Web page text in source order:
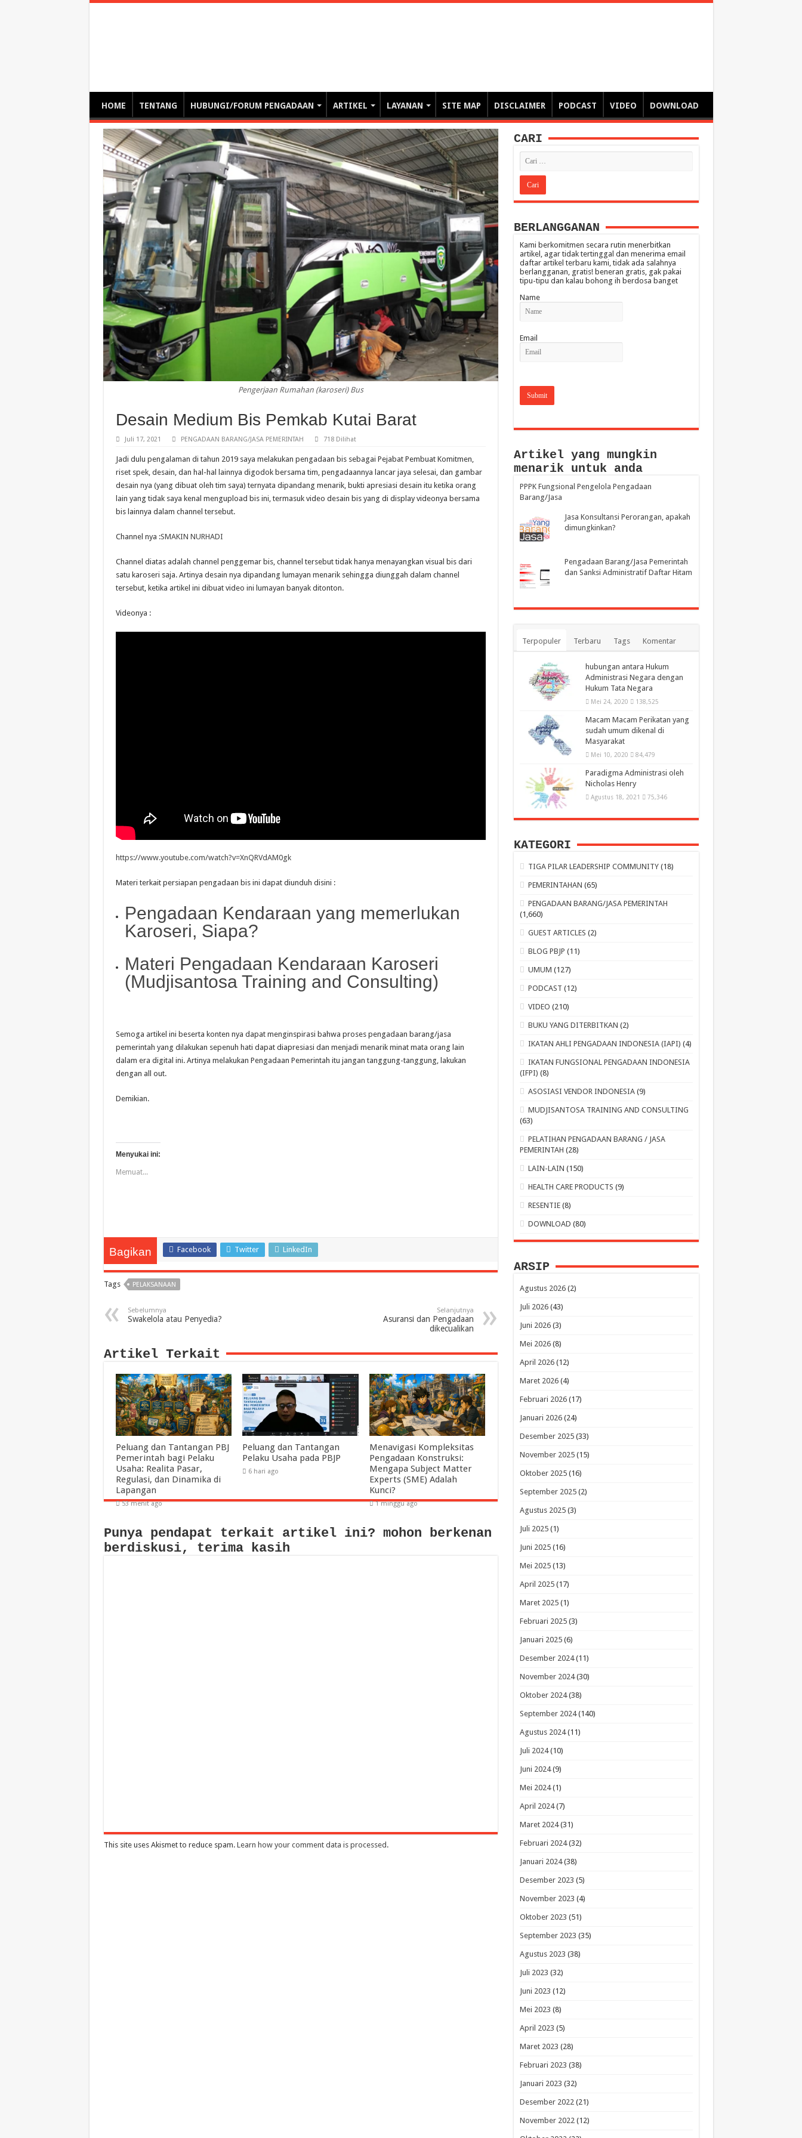
HOME TENTANG HUBUNGI/FORUM PENGADAAN ARTIKEL LAYANAN SITE MAP DISCLAIMER PODCAST VIDEO DOWNLOAD
Pengerjaan Rumahan (karoseri) Bus
Desain Medium Bis Pemkab Kutai Barat
Juli 17, 2021 PENGADAAN BARANG/JASA PEMERINTAH 718 Dilihat
Jadi dulu pengalaman di tahun 2019 saya melakukan pengadaan bis sebagai Pejabat Pembuat Komitmen,
riset spek, desain, dan hal-hal lainnya digodok bersama tim, pengadaannya lancar jaya selesai, dan gambar
desain nya (yang dibuat oleh tim saya) ternyata dipandang menarik, bukti apresiasi desain itu ketika orang
lain yang tidak saya kenal mengupload bis ini, termasuk video desain bis yang di display videonya bersama
bis lainnya dalam channel tersebut.
Channel nya :SMAKIN NURHADI
Channel diatas adalah channel penggemar bis, channel tersebut tidak hanya menayangkan visual bis dari
satu karoseri saja. Artinya desain nya dipandang lumayan menarik sehingga diunggah dalam channel
tersebut, ketika artikel ini dibuat video ini lumayan banyak ditonton.
Videonya :
https://www.youtube.com/watch?v=XnQRVdAM0gk
Materi terkait persiapan pengadaan bis ini dapat diunduh disini :
Pengadaan Kendaraan yang memerlukan
Karoseri, Siapa?
Materi Pengadaan Kendaraan Karoseri
(Mudjisantosa Training and Consulting)
Semoga artikel ini beserta konten nya dapat menginspirasi bahwa proses pengadaan barang/jasa
pemerintah yang dilakukan sepenuh hati dapat diapresiasi dan menjadi menarik minat mata orang lain
dalam era digital ini. Artinya melakukan Pengadaan Pemerintah itu jangan tanggung-tanggung, lakukan
dengan all out.
Demikian.
Menyukai ini:
Memuat...
Bagikan Facebook Twitter LinkedIn
Tags PELAKSANAAN
Sebelumnya
Swakelola atau Penyedia?
Selanjutnya
Asuransi dan Pengadaan
dikecualikan
Artikel Terkait
Peluang dan Tantangan PBJ
Pemerintah bagi Pelaku
Usaha: Realita Pasar,
Regulasi, dan Dinamika di
Lapangan
53 menit ago
Peluang dan Tantangan
Pelaku Usaha pada PBJP
6 hari ago
Menavigasi Kompleksitas
Pengadaan Konstruksi:
Mengapa Subject Matter
Experts (SME) Adalah
Kunci?
1 minggu ago
Punya pendapat terkait artikel ini? mohon berkenan
berdiskusi, terima kasih
This site uses Akismet to reduce spam. Learn how your comment data is processed .
CARI
BERLANGGANAN
Kami berkomitmen secara rutin menerbitkan
artikel, agar tidak tertinggal dan menerima email
daftar artikel terbaru kami, tidak ada salahnya
berlangganan, gratis! beneran gratis, gak pakai
tipu-tipu dan kalau bohong ih berdosa banget
Name
Email
Artikel yang mungkin
menarik untuk anda
PPPK Fungsional Pengelola Pengadaan
Barang/Jasa
Jasa Konsultansi Perorangan, apakah
dimungkinkan?
Pengadaan Barang/Jasa Pemerintah
dan Sanksi Administratif Daftar Hitam
Terpopuler Terbaru Tags Komentar
hubungan antara Hukum
Administrasi Negara dengan
Hukum Tata Negara
Mei 24, 2020 138,525
Macam Macam Perikatan yang
sudah umum dikenal di
Masyarakat
Mei 10, 2020 84,479
Paradigma Administrasi oleh
Nicholas Henry
Agustus 18, 2021 75,346
KATEGORI
TIGA PILAR LEADERSHIP COMMUNITY (18)
PEMERINTAHAN (65)
PENGADAAN BARANG/JASA PEMERINTAH
(1,660)
GUEST ARTICLES (2)
BLOG PBJP (11)
UMUM (127)
PODCAST (12)
VIDEO (210)
BUKU YANG DITERBITKAN (2)
IKATAN AHLI PENGADAAN INDONESIA (IAPI) (4)
IKATAN FUNGSIONAL PENGADAAN INDONESIA
(IFPI) (8)
ASOSIASI VENDOR INDONESIA (9)
MUDJISANTOSA TRAINING AND CONSULTING
(63)
PELATIHAN PENGADAAN BARANG / JASA
PEMERINTAH (28)
LAIN-LAIN (150)
HEALTH CARE PRODUCTS (9)
RESENTIE (8)
DOWNLOAD (80)
ARSIP
Agustus 2026(2)
Juli 2026(43)
Juni 2026(3)
Mei 2026(8)
April 2026(12)
Maret 2026(4)
Februari 2026(17)
Januari 2026(24)
Desember 2025(33)
November 2025(15)
Oktober 2025(16)
September 2025(2)
Agustus 2025(3)
Juli 2025(1)
Juni 2025(16)
Mei 2025(13)
April 2025(17)
Maret 2025(1)
Februari 2025(3)
Januari 2025(6)
Desember 2024(11)
November 2024(30)
Oktober 2024(38)
September 2024(140)
Agustus 2024(11)
Juli 2024(10)
Juni 2024(9)
Mei 2024(1)
April 2024(7)
Maret 2024(31)
Februari 2024(32)
Januari 2024(38)
Desember 2023 (5)
November 2023 (4)
Oktober 2023 (51)
September 2023 (35)
Agustus 2023 (38)
Juli 2023 (32)
Juni 2023 (12)
Mei 2023 (8)
April 2023 (5)
Maret 2023 (28)
Februari 2023 (38)
Januari 2023 (32)
Desember 2022(21)
November 2022(12)